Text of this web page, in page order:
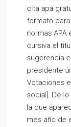
cita apa
formato
normas APA
cursiva el
sugerencia
presidente
Votaciones
social]. De
la que
mes año de